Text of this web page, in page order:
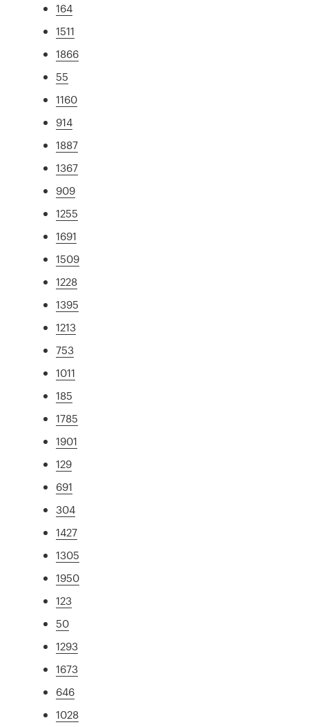
164
1511
1866
55
1160
914
1887
1367
909
1255
1691
1509
1228
1395
1213
753
1011
185
1785
1901
129
691
304
1427
1305
1950
123
50
1293
1673
646
1028